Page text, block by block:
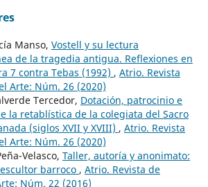
Manso, Vostell y su lectura
de la tragedia antigua. Reflexiones en
7 contra Tebas (1992) , Atrio. Revista
Arte: Núm. 26 (2020)
Tercedor, Dotación, patrocinio e
la retablística de la colegiata del Sacro
(siglos XVII y XVIII) , Atrio. Revista
Arte: Núm. 26 (2020)
Velasco, Taller, autoría y anonimato:
barroco , Atrio. Revista de
Núm. 22 (2016)